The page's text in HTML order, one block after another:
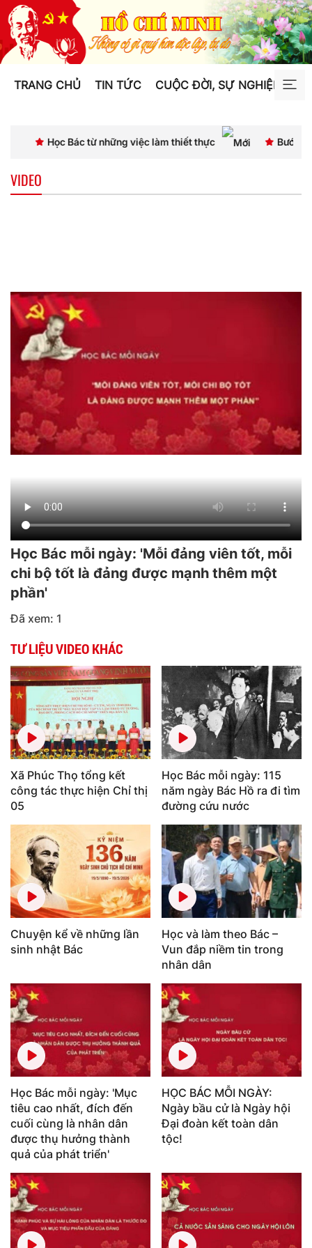
TRANG CHỦ TIN TỨC CUỘC ĐỜI, SỰ NGHIỆP TƯ
Học Bác từ những việc làm thiết thực Bước chuyển
VIDEO
Học Bác mỗi ngày: 'Mỗi đảng viên tốt, mỗi
chi bộ tốt là đảng được mạnh thêm một
phần'
Đã xem: 1
TƯ LIỆU VIDEO KHÁC
Xã Phúc Thọ tổng kết
công tác thực hiện Chỉ thị
05
Học Bác mỗi ngày: 115
năm ngày Bác Hồ ra đi tìm
đường cứu nước
Chuyện kể về những lần
sinh nhật Bác
Học và làm theo Bác –
Vun đắp niềm tin trong
nhân dân
Học Bác mỗi ngày: 'Mục
tiêu cao nhất, đích đến
cuối cùng là nhân dân
được thụ hưởng thành
quả của phát triển'
HỌC BÁC MỖI NGÀY:
Ngày bầu cử là Ngày hội
Đại đoàn kết toàn dân
tộc!